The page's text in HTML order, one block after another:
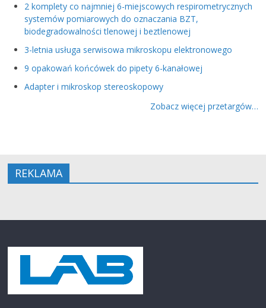
2 komplety co najmniej 6-miejscowych respirometrycznych
systemów pomiarowych do oznaczania BZT,
biodegradowalności tlenowej i beztlenowej
3-letnia usługa serwisowa mikroskopu elektronowego
9 opakowań końcówek do pipety 6-kanałowej
Adapter i mikroskop stereoskopowy
Zobacz więcej przetargów…
REKLAMA